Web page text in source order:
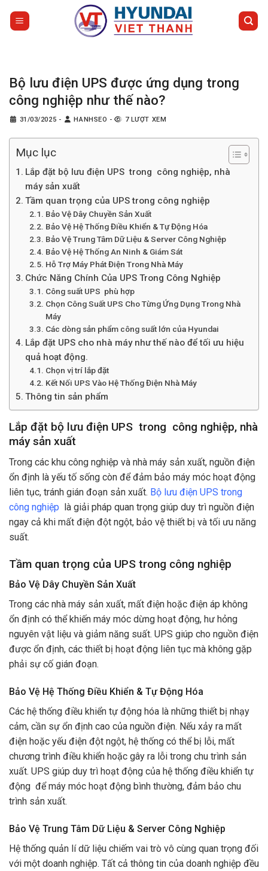
Bộ lưu điện UPS được ứng dụng trong
công nghiệp như thế nào?
31/03/2025 - HANHSEO - 7 LƯỢT XEM
Mục lục
Lắp đặt bộ lưu điện UPS trong công nghiệp, nhà
máy sản xuất
Tầm quan trọng của UPS trong công nghiệp
Bảo Vệ Dây Chuyền Sản Xuất
Bảo Vệ Hệ Thống Điều Khiển & Tự Động Hóa
Bảo Vệ Trung Tâm Dữ Liệu & Server Công Nghiệp
Bảo Vệ Hệ Thống An Ninh & Giám Sát
Hỗ Trợ Máy Phát Điện Trong Nhà Máy
Chức Năng Chính Của UPS Trong Công Nghiệp
Công suất UPS phù hợp
Chọn Công Suất UPS Cho Từng Ứng Dụng Trong Nhà
Máy
Các dòng sản phẩm công suất lớn của Hyundai
Lắp đặt UPS cho nhà máy như thế nào để tối ưu hiệu
quả hoạt động.
Chọn vị trí lắp đặt
Kết Nối UPS Vào Hệ Thống Điện Nhà Máy
Thông tin sản phẩm
Lắp đặt bộ lưu điện UPS trong công nghiệp, nhà
máy sản xuất
Trong các khu công nghiệp và nhà máy sản xuất, nguồn điện
ổn định là yếu tố sống còn để đảm bảo máy móc hoạt động
liên tục, tránh gián đoạn sản xuất. Bộ lưu điện UPS trong
công nghiệp là giải pháp quan trọng giúp duy trì nguồn điện
ngay cả khi mất điện đột ngột, bảo vệ thiết bị và tối ưu năng
suất.
Tầm quan trọng của UPS trong công nghiệp
Bảo Vệ Dây Chuyền Sản Xuất
Trong các nhà máy sản xuất, mất điện hoặc điện áp không
ổn định có thể khiến máy móc dừng hoạt động, hư hỏng
nguyên vật liệu và giảm năng suất. UPS giúp cho nguồn điện
được ổn định, các thiết bị hoạt động liên tục mà không gặp
phải sự cố gián đoạn.
Bảo Vệ Hệ Thống Điều Khiển & Tự Động Hóa
Các hệ thống điều khiển tự động hóa là những thiết bị nhạy
cảm, cần sự ổn định cao của nguồn điện. Nếu xảy ra mất
điện hoặc yếu điện đột ngột, hệ thống có thể bị lỗi, mất
chương trình điều khiển hoặc gây ra lỗi trong chu trình sản
xuất. UPS giúp duy trì hoạt động của hệ thống điều khiển tự
động để máy móc hoạt động bình thường, đảm bảo chu
trình sản xuất.
Bảo Vệ Trung Tâm Dữ Liệu & Server Công Nghiệp
Hệ thống quản lí dữ liệu chiếm vai trò vô cùng quan trọng đối
với một doanh nghiệp. Tất cả thông tin của doanh nghiệp đều